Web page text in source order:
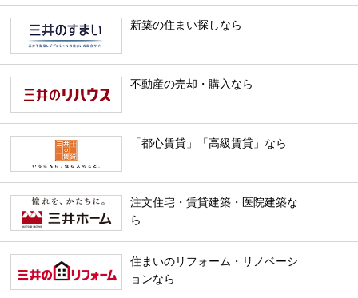
新築の住まい探しなら
不動産の売却・購入なら
「都心賃貸」「高級賃貸」なら
注文住宅・賃貸建築・医院建築な
ら
住まいのリフォーム・リノベーシ
ョンなら